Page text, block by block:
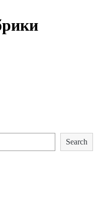
Search